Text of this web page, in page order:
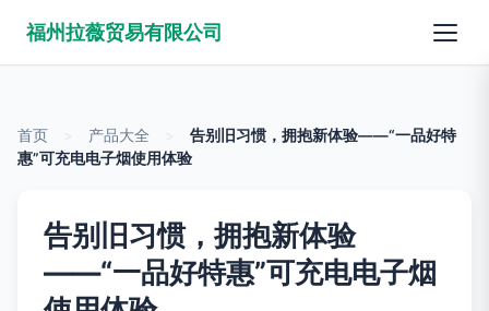
福州拉薇贸易有限公司
首页 产品大全
告别旧习惯，拥抱新体验——“一品好特
惠”可充电电子烟使用体验
告别旧习惯，拥抱新体验
——“一品好特惠”可充电电子烟